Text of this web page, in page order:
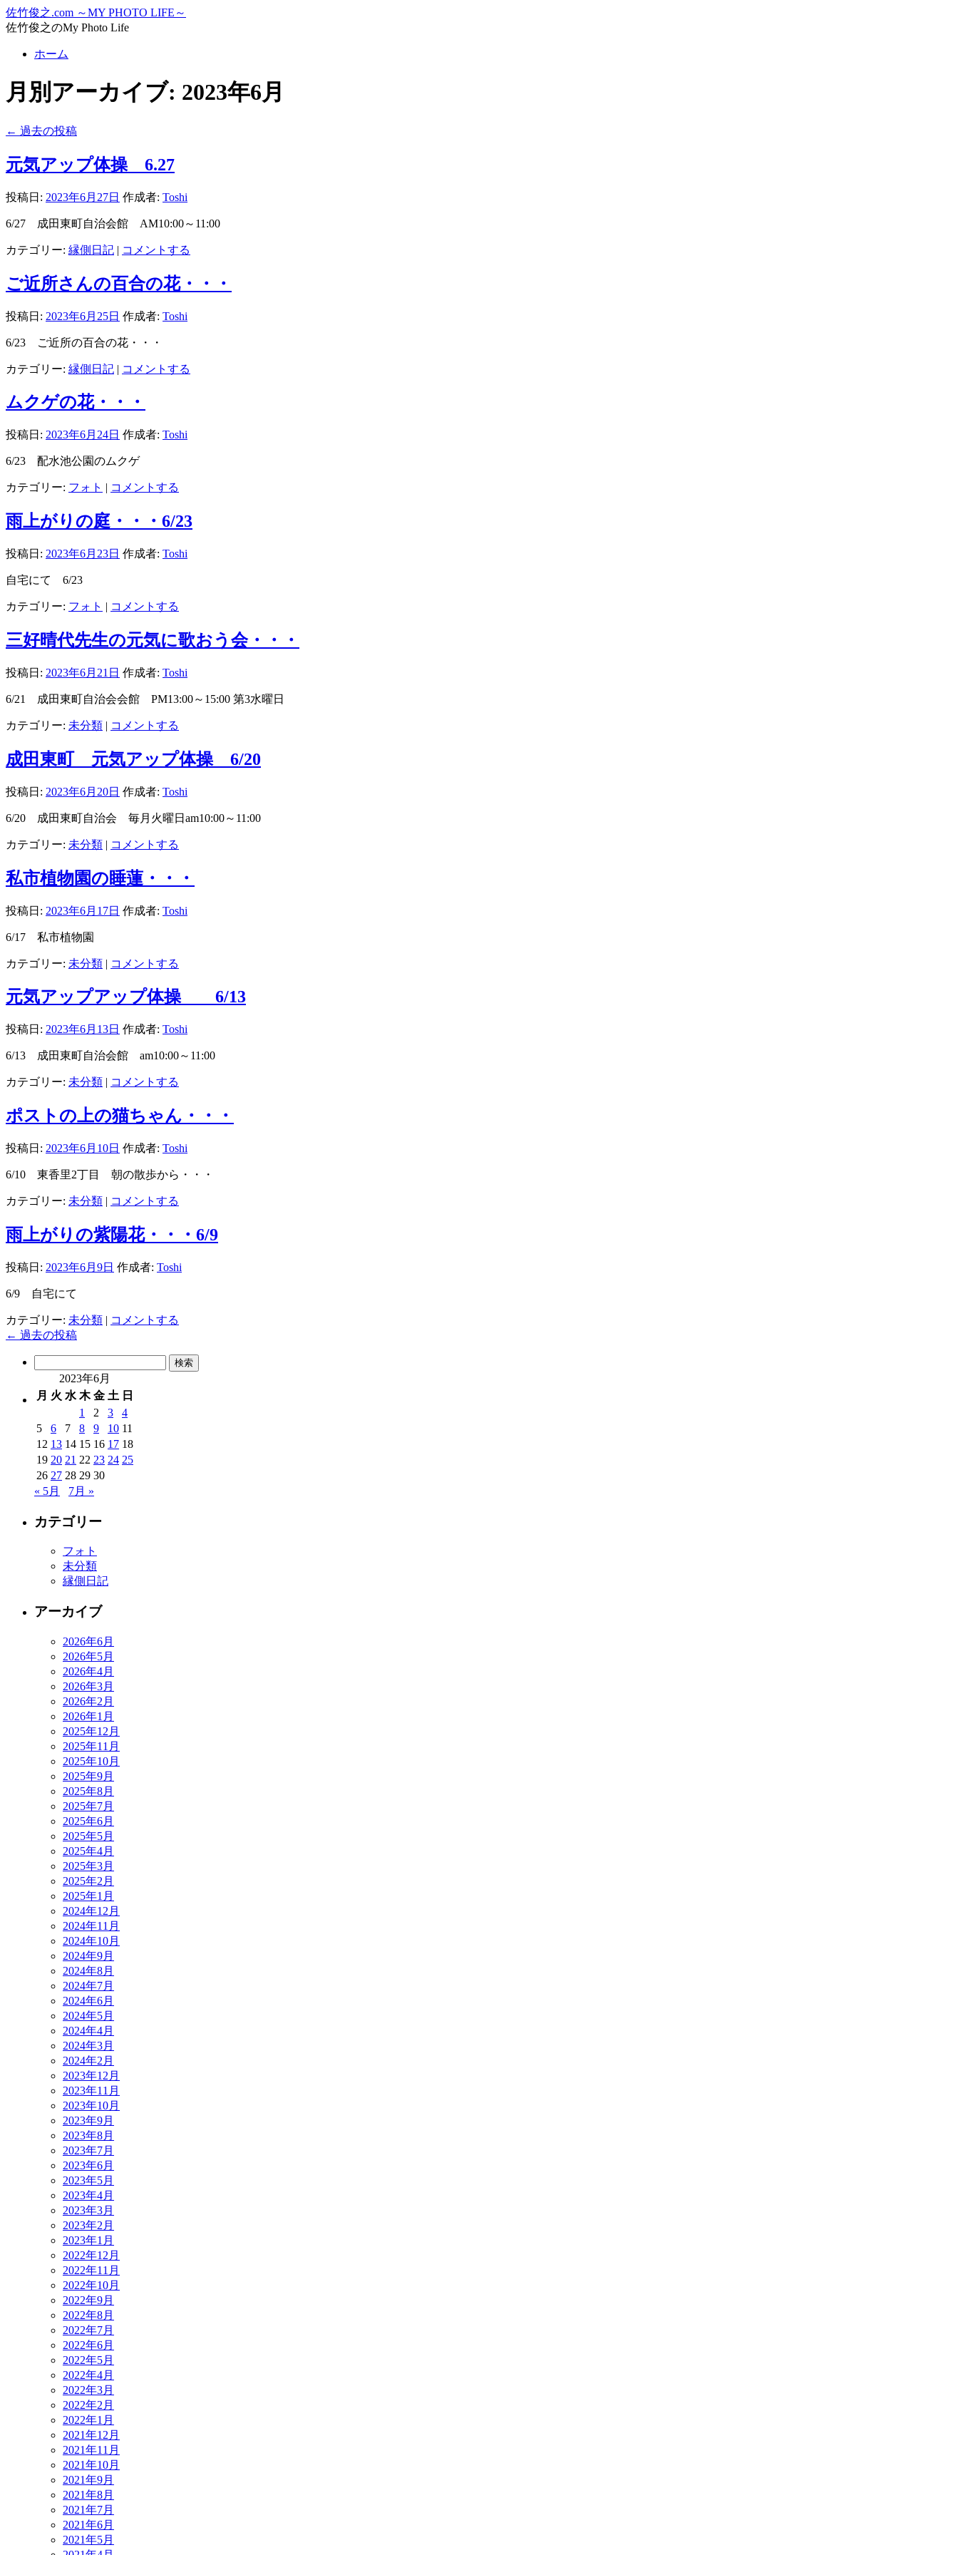
コ
ン
へ
ス
ッ
佐竹俊之.com ～MY PHOTO LIFE～
佐竹俊之のMy Photo Life
ホーム
月別アーカイブ: 2023年6月
← 過去の投稿
元気アップ体操 6.27
投稿日: 2023年6月27日 作成者: Toshi
6/27 成田東町自治会館 AM10:00～11:00
カテゴリー: 縁側日記 | コメントする
ご近所さんの百合の花・・・
投稿日: 2023年6月25日 作成者: Toshi
6/23 ご近所の百合の花・・・
カテゴリー: 縁側日記 | コメントする
ムクゲの花・・・
投稿日: 2023年6月24日 作成者: Toshi
6/23 配水池公園のムクゲ
カテゴリー: フォト | コメントする
雨上がりの庭・・・6/23
投稿日: 2023年6月23日 作成者: Toshi
自宅にて 6/23
カテゴリー: フォト | コメントする
三好晴代先生の元気に歌おう会・・・
投稿日: 2023年6月21日 作成者: Toshi
6/21 成田東町自治会会館 PM13:00～15:00 第3水曜日
カテゴリー: 未分類 | コメントする
成田東町 元気アップ体操 6/20
投稿日: 2023年6月20日 作成者: Toshi
6/20 成田東町自治会 毎月火曜日am10:00～11:00
カテゴリー: 未分類 | コメントする
私市植物園の睡蓮・・・
投稿日: 2023年6月17日 作成者: Toshi
6/17 私市植物園
カテゴリー: 未分類 | コメントする
元気アップアップ体操 6/13
投稿日: 2023年6月13日 作成者: Toshi
6/13 成田東町自治会館 am10:00～11:00
カテゴリー: 未分類 | コメントする
ポストの上の猫ちゃん・・・
投稿日: 2023年6月10日 作成者: Toshi
6/10 東香里2丁目 朝の散歩から・・・
カテゴリー: 未分類 | コメントする
雨上がりの紫陽花・・・6/9
投稿日: 2023年6月9日 作成者: Toshi
6/9 自宅にて
カテゴリー: 未分類 | コメントする
← 過去の投稿
2023年6月
月 火 水 木 金 土 日
1
2 3
4
5
6 7 8 9 10 11
12 13 14 15 16 17 18
19 20 21 22 23 24 25
26 27 28 29 30
« 5月
7月 »
カテゴリー
フォト
未分類
縁側日記
アーカイブ
2026年6月
2026年5月
2026年4月
2026年3月
2026年2月
2026年1月
2025年12月
2025年11月
2025年10月
2025年9月
2025年8月
2025年7月
2025年6月
2025年5月
2025年4月
2025年3月
2025年2月
2025年1月
2024年12月
2024年11月
2024年10月
2024年9月
2024年8月
2024年7月
2024年6月
2024年5月
2024年4月
2024年3月
2024年2月
2023年12月
2023年11月
2023年10月
2023年9月
2023年8月
2023年7月
2023年6月
2023年5月
2023年4月
2023年3月
2023年2月
2023年1月
2022年12月
2022年11月
2022年10月
2022年9月
2022年8月
2022年7月
2022年6月
2022年5月
2022年4月
2022年3月
2022年2月
2022年1月
2021年12月
2021年11月
2021年10月
2021年9月
2021年8月
2021年7月
2021年6月
2021年5月